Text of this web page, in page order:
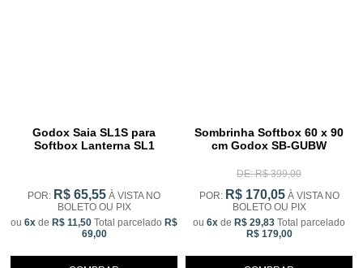
Godox Saia SL1S para
Softbox Lanterna SL1
POR: R$ 65,55 À VISTA NO
BOLETO OU PIX
ou 6x de R$ 11,50 Total parcelado R$
69,00
Sombrinha Softbox 60 x 90
cm Godox SB-GUBW
DE: R$ 399,00
POR: R$ 170,05À VISTA NO
BOLETO OU PIX
ou 6x de R$ 29,83 Total parcelado
R$ 179,00